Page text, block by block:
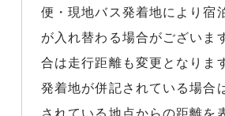
便・現地バス発着地により宿
が入れ替わる場合がございま
合は走行距離も変更となりま
発着地が併記されている場合
されている地点からの距離を